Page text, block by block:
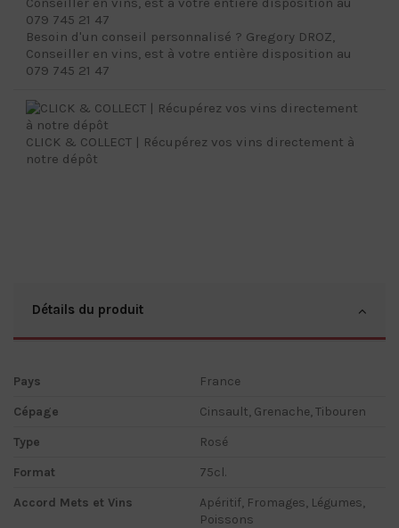
Besoin d'un conseil personnalisé ? Gregory DROZ,
Conseiller en vins, est à votre entière disposition au
079 745 21 47
CLICK & COLLECT | Récupérez vos vins directement à
notre dépôt
Détails du produit
Pays
France
Cépage
Cinsault, Grenache, Tibouren
Type
Rosé
Format
75cl.
Accord Mets et Vins
Apéritif, Fromages, Légumes,
Poissons